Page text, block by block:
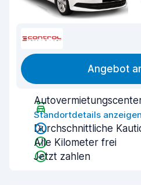
Angebot
Standortdetails anzeigen
Durchschnittliche
Alle Kilometer frei
Jetzt zahlen